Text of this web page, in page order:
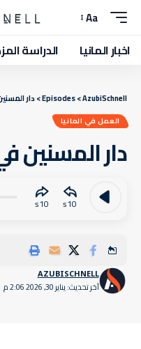
Aa
اخبار المانيا الدراسة
AzubiSchnell
>
Episodes
>دار
العمل في المانيا
دار المسنين
Audio
Player
10
10
آخر تحديث: يناير 30, 2026 2:06 م
AZUBISCHNELL